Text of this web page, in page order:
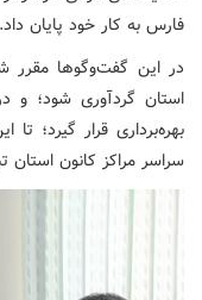
فارس به کار خود پایان داد.
در این گفت‌وگوها مقرر
استان گردآوری شود؛ و
بهره‌برداری قرار گیرد؛
سراسر مراکز کانون استان